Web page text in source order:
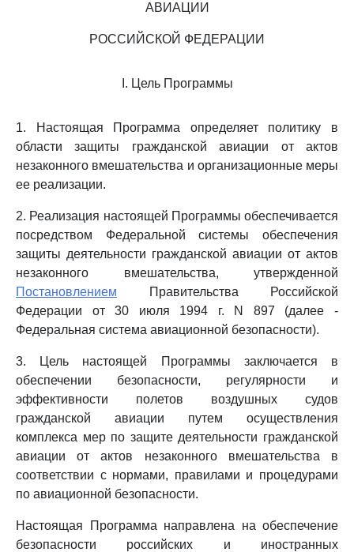
АВИАЦИИ
РОССИЙСКОЙ ФЕДЕРАЦИИ
I. Цель Программы
1. Настоящая Программа определяет политику в
области защиты гражданской авиации от актов
незаконного вмешательства и организационные меры
ее реализации.
2. Реализация настоящей Программы обеспечивается
посредством Федеральной системы обеспечения
защиты деятельности гражданской авиации от актов
незаконного вмешательства, утвержденной
Постановлением Правительства Российской
Федерации от 30 июля 1994 г. N 897 (далее -
Федеральная система авиационной безопасности).
3. Цель настоящей Программы заключается в
обеспечении безопасности, регулярности и
эффективности полетов воздушных судов
гражданской авиации путем осуществления
комплекса мер по защите деятельности гражданской
авиации от актов незаконного вмешательства в
соответствии с нормами, правилами и процедурами
по авиационной безопасности.
Настоящая Программа направлена на обеспечение
безопасности российских и иностранных